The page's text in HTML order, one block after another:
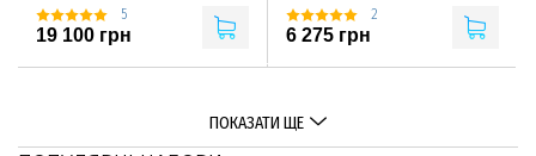
5
19 100 грн
2
6 275 грн
ПОКАЗАТИ ЩЕ